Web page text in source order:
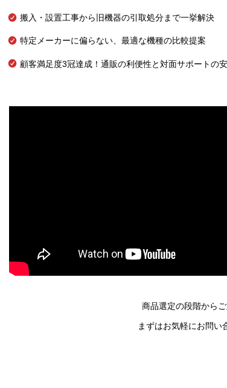
搬入・設置工事から旧機器の引取処分まで一挙解決
特定メーカーに偏らない、最適な機種の比較提案
顧客満足度3冠達成！通販の利便性と対面サポートの
商品選定の段階からご
まずはお気軽にお問い